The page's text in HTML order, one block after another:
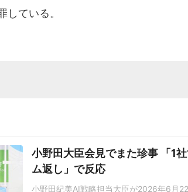
している。
小野田大臣会見でまた珍事 「1
ム返し」で反応
小野田紀美AI戦略担当大臣が2026年6月